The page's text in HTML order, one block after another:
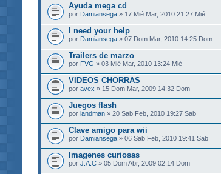
Ayuda mega cd
por Damiansega » 17 Mié Mar, 2010 21:27 Mié
I need your help
por Damiansega » 07 Dom Mar, 2010 14:25 Dom
Trailers de marzo
por FVG » 03 Mié Mar, 2010 13:24 Mié
VIDEOS CHORRAS
por avex » 15 Dom Mar, 2009 14:32 Dom
Juegos flash
por landman » 20 Sab Feb, 2010 19:27 Sab
Clave amigo para wii
por Damiansega » 06 Sab Feb, 2010 19:41 Sab
Imagenes curiosas
por J.A.C » 05 Dom Abr, 2009 02:14 Dom